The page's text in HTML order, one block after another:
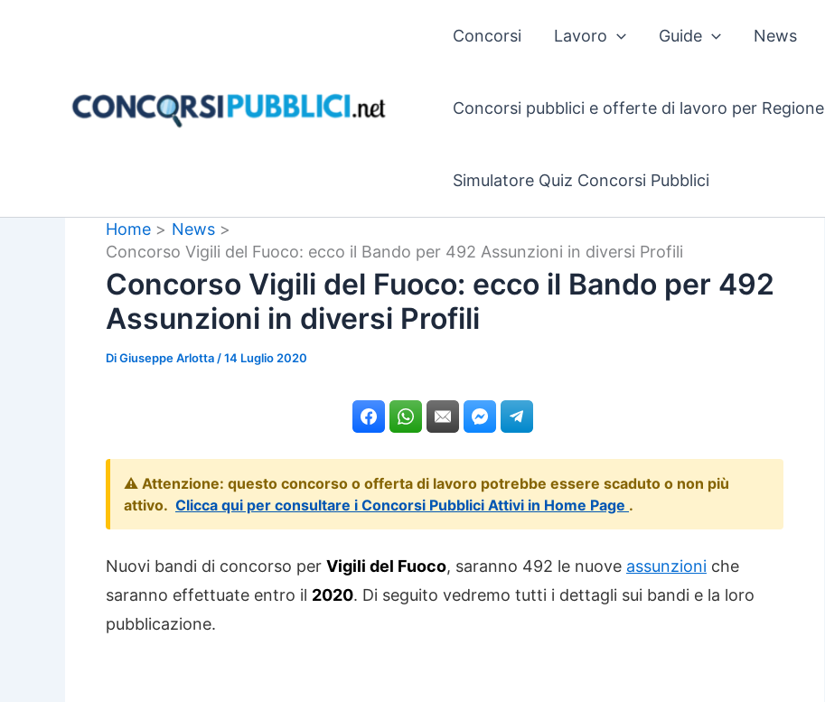
Concorsi Lavoro Guide News
Concorsi pubblici e offerte di lavoro per Regione
Simulatore Quiz Concorsi Pubblici
Home
News
Concorso Vigili del Fuoco: ecco il Bando per 492 Assunzioni in diversi Profili
Concorso Vigili del Fuoco: ecco il Bando per 492
Assunzioni in diversi Profili
DiGiuseppe Arlotta /14 Luglio 2020
⚠️ Attenzione: questo concorso o offerta di lavoro potrebbe essere scaduto o non più
attivo. Clicca qui per consultare i Concorsi Pubblici Attivi in Home Page .
Nuovi bandi di concorso per Vigili del Fuoco, saranno 492 le nuove assunzioni che
saranno effettuate entro il 2020. Di seguito vedremo tutti i dettagli sui bandi e la loro
pubblicazione.